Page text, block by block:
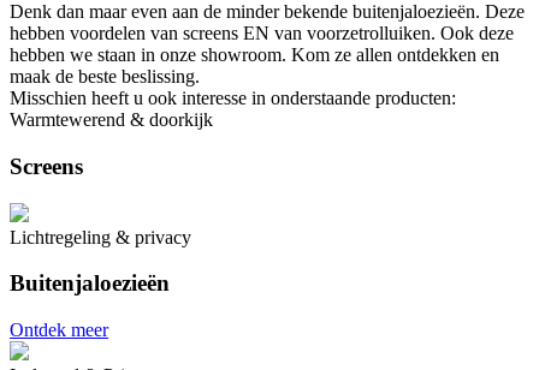
Denk dan maar even aan de minder bekende buitenjaloezieën. Deze
hebben voordelen van screens EN van voorzetrolluiken. Ook deze
hebben we staan in onze showroom. Kom ze allen ontdekken en
maak de beste beslissing.
Misschien heeft u ook interesse in onderstaande producten:
Warmtewerend & doorkijk
Screens
Lichtregeling & privacy
Buitenjaloezieën
Ontdek meer